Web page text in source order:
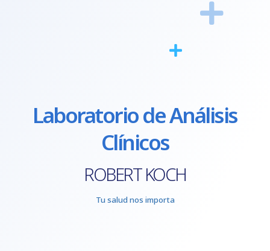
Laboratorio de Análisis
Clínicos
ROBERT KOCH
Tu salud nos importa